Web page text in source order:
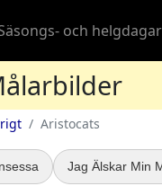
och helgdagar
Aristocats
Jag Älskar Min